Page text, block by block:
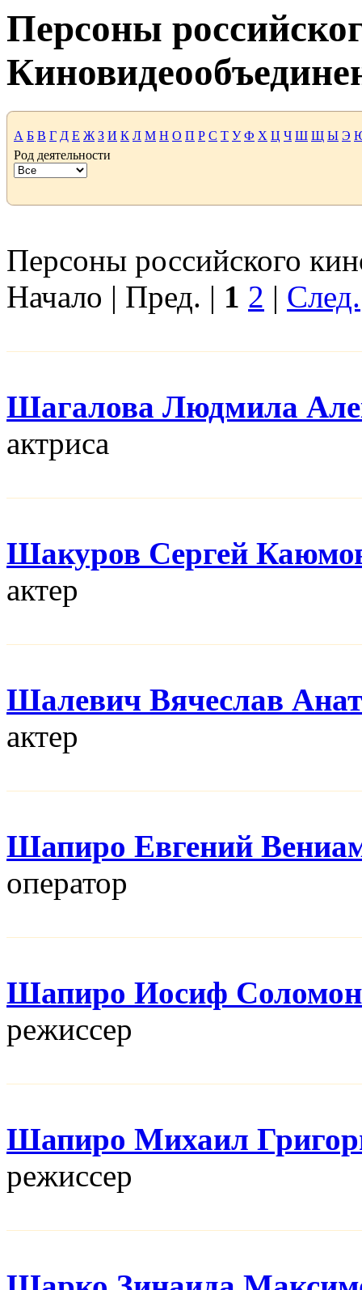
Персоны
А Б В Г Д Е Ж З И К Л М Н О П Р С Т У Ф Х Ц Ч Ш Щ Ы Э
Род деятельности
Персоны российского
Начало | Пред. | 1 2 | След.
Шагалова Людмила
актриса
Шакуров Сергей
актер
Шалевич Вячеслав
актер
Шапиро Евгений
оператор
Шапиро Иосиф
режисcер
Шапиро Михаил
режисcер